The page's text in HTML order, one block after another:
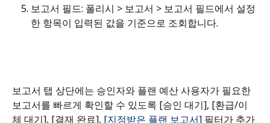
보고서 필드: 폴리시 > 보고서 > 보고서 필드에서 설정
한 항목이 입력된 값을 기준으로 조회합니다.
보고서 탭 상단에는 승인자와 플랜 예산 사용자가 필요한
보고서를 빠르게 확인할 수 있도록 [승인 대기], [환급/이
체 대기], [결재 완료], [지정받은 플랜 보고서] 필터가 추가